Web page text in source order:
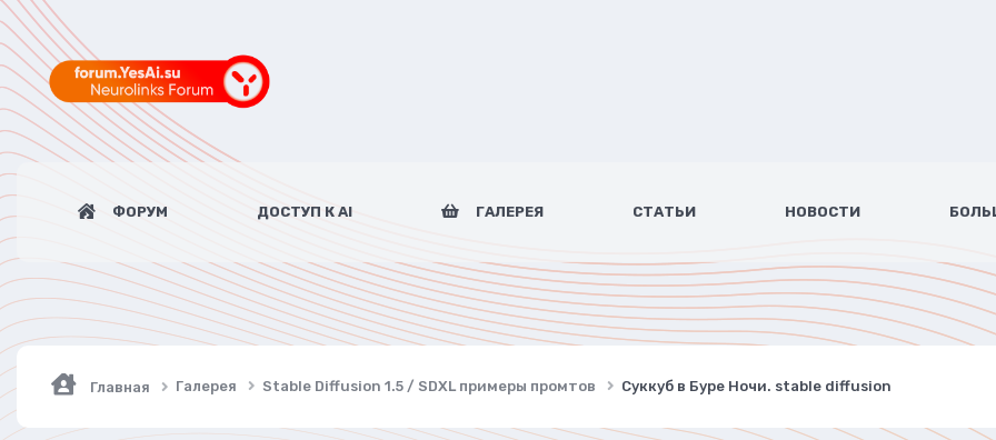
ФОРУМ ДОСТУП К AI ГАЛЕРЕЯ СТАТЬИ НОВОСТИ
Главная Галерея Stable Diffusion 1.5 / SDXL примеры промтов Суккуб в Буре Ночи. stable diffusion